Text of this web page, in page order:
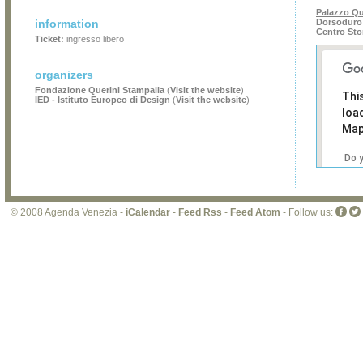
information
Ticket: ingresso libero
organizers
Fondazione Querini Stampalia (Visit the website)
IED - Istituto Europeo di Design (Visit the website)
Palazzo
Dorsoduro
Centro
Do
© 2008 Agenda Venezia - iCalendar - Feed Rss - Feed Atom - Follow us: